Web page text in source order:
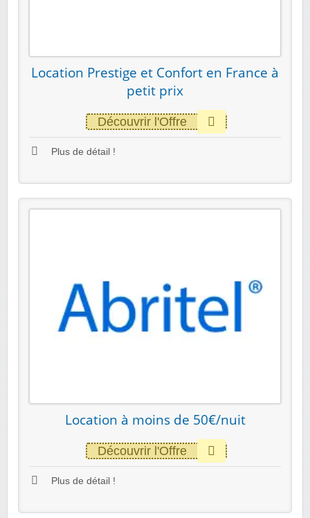
Location Prestige et Confort en France à
petit prix
Découvrir l'Offre
Plus de détail !
Location à moins de 50€/nuit
Découvrir l'Offre
Plus de détail !